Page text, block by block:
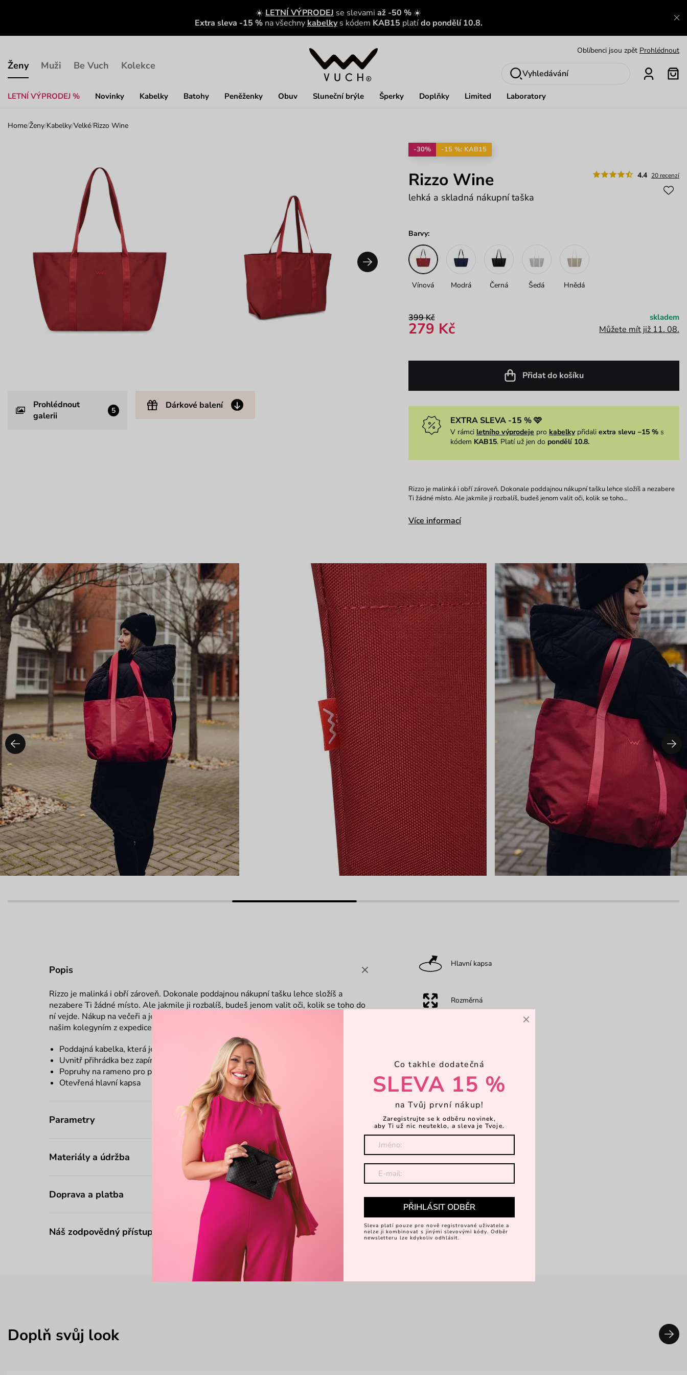
☀️ LETNÍ VÝPRODEJ se slevami až -50 % ☀️
Extra sleva -15 % na všechny kabelky s kódem KAB15 platído pondělí 10.8.
Ženy
LETNÍ VÝPRODEJ % Novinky Kabelky Batohy Peněženky Obuv Sluneční brýle Šperky Doplňky Limited Laboratory
Muži Be Vuch Kolekce
Oblíbenci jsou zpět Prohlédnout
Nech se inspirovat Ukázat
Vyhledávání
Home/Ženy/Kabelky/Velké/Rizzo Wine
Prohlédnout
galerii
5 Dárkové balení
-30% -15 %: KAB15
4.4 20 recenzí
Rizzo Wine
lehká a skladná nákupní taška
Barvy:
Vínová Modrá Černá Šedá Hnědá
399 Kč
279 Kč
skladem
Můžete mít již 11. 08.
Přidat do košíku
EXTRA SLEVA -15 % 🩷
V rámci letního výprodeje pro kabelkypřidali extra slevu −15 %s
kódem KAB15. Platí už jen do pondělí 10.8.
Rizzo je malinká i obří zároveň. Dokonale poddajnou nákupní tašku lehce složíš a nezabere
Ti žádné místo. Ale jakmile ji rozbalíš, budeš jenom valit oči, kolik se toho…
Více informací
Popis
Rizzo je malinká i obří zároveň. Dokonale poddajnou nákupní tašku lehce složíš a
nezabere Ti žádné místo. Ale jakmile ji rozbalíš, budeš jenom valit oči, kolik se toho do
ní vejde. Nákup na večeři a ještě ti tam spousta místa zbyde. Za inspiraci patří díky
našim kolegyním z expedice. ♥
Poddajná kabelka, která je skladná a ideální na nákupy
Uvnitř přihrádka bez zapínání
Popruhy na rameno pro pohodlné nošení
Otevřená hlavní kapsa
Parametry
Materiály a údržba
Doprava a platba
Náš zodpovědný přístup
Hlavní kapsa
Rozměrná
Doplň svůj look
×
Co takhle dodatečná
SLEVA 15 %
na Tvůj první nákup!
Zaregistrujte se k odběru novinek,
aby Ti už nic neuteklo, a sleva je Tvoje.
PŘIHLÁSIT ODBĚR
Sleva platí pouze pro nově registrované uživatele a
nelze ji kombinovat s jinými slevovými kódy. Odběr
newsletteru lze kdykoliv odhlásit.